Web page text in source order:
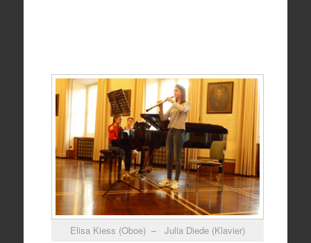
Elisa Kiess (Oboe) – Julia Diede (Klavier)